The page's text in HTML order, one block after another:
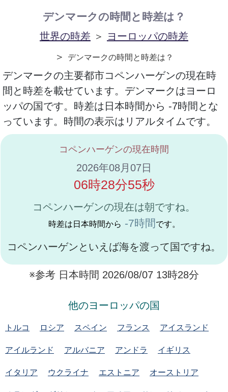
デンマークの時間と時差は？
世界の時差 ＞
ヨーロッパの時差
＞
デンマークの時間と時差は？
デンマークの主要都市コペンハーゲンの現在時
間と時差を載せています。デンマークはヨーロ
ッパの国です。時差は日本時間から -7時間とな
っています。時間の表示はリアルタイムです。
コペンハーゲンの現在時間
2026年08月07日
06時28分55秒
コペンハーゲンの現在は朝ですね。
時差は日本時間から -7時間 です。
コペンハーゲンといえば海を渡って国ですね。
※参考 日本時間 2026/08/07 13時28分
他のヨーロッパの国
トルコ ロシア スペイン フランス アイスランド
アイルランド アルバニア アンドラ イギリス
イタリア ウクライナ エストニア オーストリア